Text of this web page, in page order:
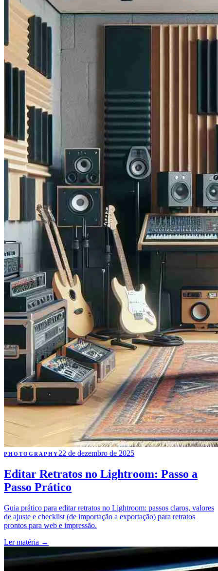
PHOTOGRAPHY 22 de dezembro de 2025
Editar Retratos no Lightroom: Passo a
Passo Prático
Guia prático para editar retratos no Lightroom: passos claros, valores
de ajuste e checklist (de importação a exportação) para retratos
prontos para web e impressão.
Ler matéria →